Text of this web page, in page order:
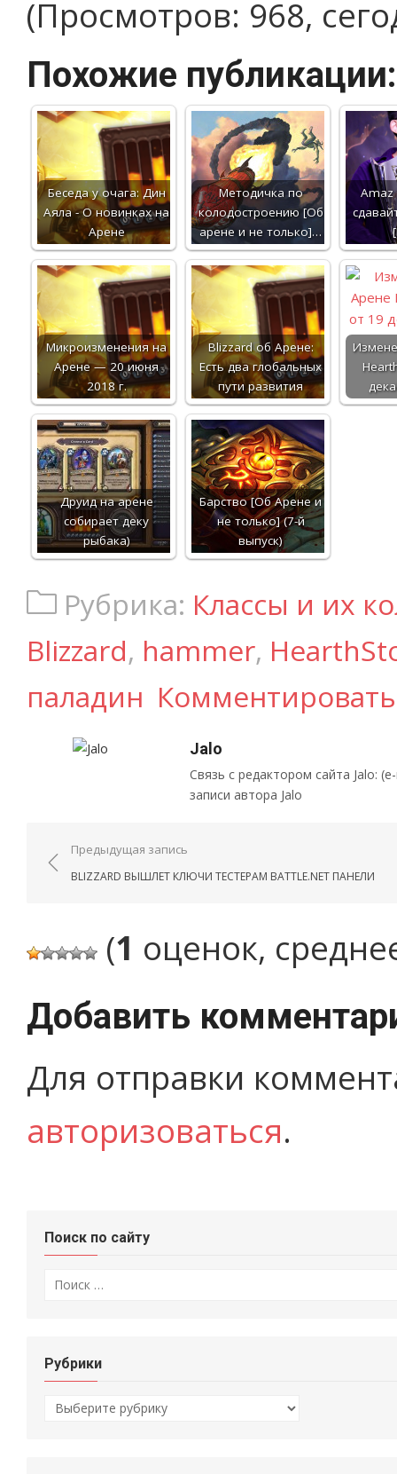
(Просмотров: 968,
Похожие публикации:
Беседа у очага: Дин
Аяла - О новинках на
Арене
Методичка по
колодостроению [Об
арене и не только]…
Amaz
Микроизменения на
Арене — 20 июня
2018 г.
Blizzard об Арене:
Есть два глобальных
пути развития
Друид на арене
собирает деку
рыбака)
Барство [Об Арене и
не только] (7-й
выпуск)
Рубрика: Классы и их
Blizzard, hammer,
паладин Комментировать
Jalo
Связь с редактором сайта Jalo:
записи автора Jalo
Навигация по записям
Предыдущая запись
BLIZZARD ВЫШЛЕТ КЛЮЧИ ТЕСТЕРАМ BATTLE.NET ПАНЕЛИ
(1 оценок,
Добавить
Для отправки
авторизоваться.
Поиск по сайту
Рубрики
Рубрики